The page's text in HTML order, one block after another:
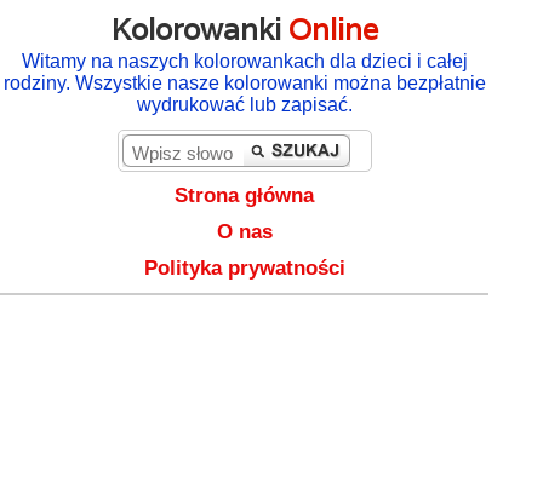
Kolorowanki Online
Witamy na naszych kolorowankach dla dzieci i całej
rodziny. Wszystkie nasze kolorowanki można bezpłatnie
wydrukować lub zapisać.
Strona główna
O nas
Polityka prywatności